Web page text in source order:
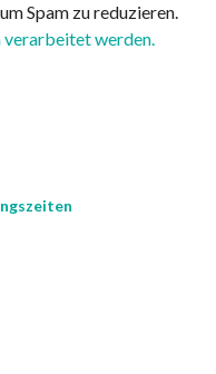
Spam zu reduzieren.
verarbeitet werden.